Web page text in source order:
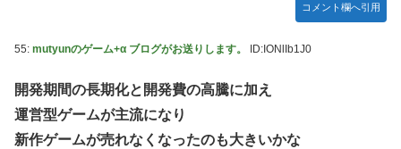
コメント欄へ引用
55: mutyunのゲーム+α ブログがお送りします。 ID:IONlIb1J0
開発期間の長期化と開発費の高騰に加え
運営型ゲームが主流になり
新作ゲームが売れなくなったのも大きいかな